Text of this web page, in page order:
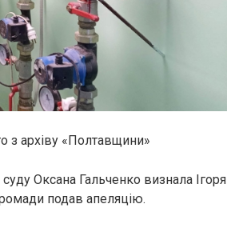
з архіву «Полтавщини»
Оксана Гальченко визнала Ігоря
подав апеляцію.